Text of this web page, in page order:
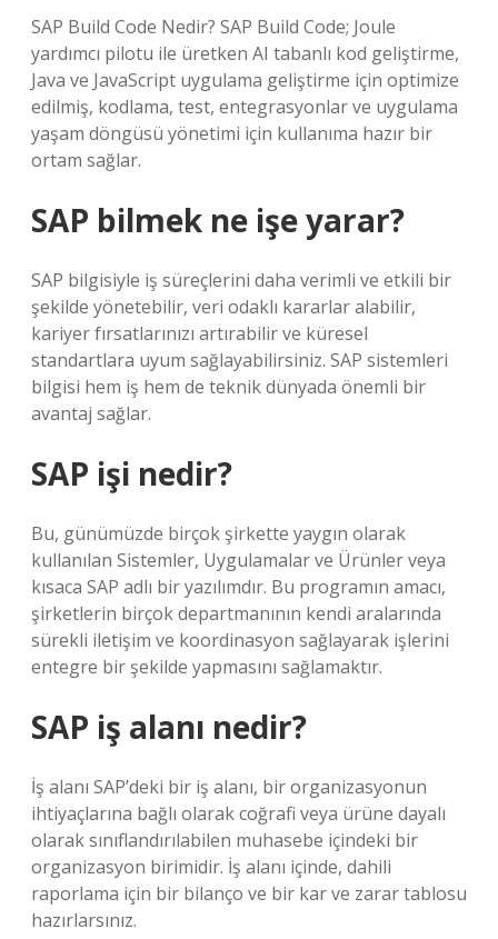
SAP Build Code Nedir? SAP Build Code; Joule
yardımcı pilotu ile üretken AI tabanlı kod geliştirme,
Java ve JavaScript uygulama geliştirme için optimize
edilmiş, kodlama, test, entegrasyonlar ve uygulama
yaşam döngüsü yönetimi için kullanıma hazır bir
ortam sağlar.
SAP bilmek ne işe yarar?
SAP bilgisiyle iş süreçlerini daha verimli ve etkili bir
şekilde yönetebilir, veri odaklı kararlar alabilir,
kariyer fırsatlarınızı artırabilir ve küresel
standartlara uyum sağlayabilirsiniz. SAP sistemleri
bilgisi hem iş hem de teknik dünyada önemli bir
avantaj sağlar.
SAP işi nedir?
Bu, günümüzde birçok şirkette yaygın olarak
kullanılan Sistemler, Uygulamalar ve Ürünler veya
kısaca SAP adlı bir yazılımdır. Bu programın amacı,
şirketlerin birçok departmanının kendi aralarında
sürekli iletişim ve koordinasyon sağlayarak işlerini
entegre bir şekilde yapmasını sağlamaktır.
SAP iş alanı nedir?
İş alanı SAP’deki bir iş alanı, bir organizasyonun
ihtiyaçlarına bağlı olarak coğrafi veya ürüne dayalı
olarak sınıflandırılabilen muhasebe içindeki bir
organizasyon birimidir. İş alanı içinde, dahili
raporlama için bir bilanço ve bir kar ve zarar tablosu
hazırlarsınız.